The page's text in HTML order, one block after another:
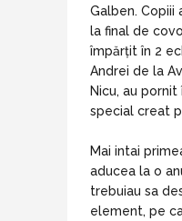
Galben. Copiii
la final de
împărțit în 2
Andrei de la
Nicu, au
special creat
Mai intai
aducea la o
trebuiau sa
element, pe